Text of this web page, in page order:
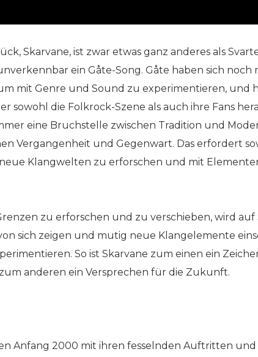
Skarvane, ist zwar etwas ganz anderes als
ein Gåte-Song. Gåte haben sich noch
mit Genre und Sound zu experimentieren, und
sowohl die Folkrock-Szene als auch ihre Fans
eine Bruchstelle zwischen Tradition und
Vergangenheit und Gegenwart. Das erfordert
Klangwelten zu erforschen und mit
zu erforschen und zu verschieben, wird
sich zeigen und mutig neue Klangelemente
So ist Skarvane zum einen ein
anderen ein Versprechen für die Zukunft.
Anfang 2000 mit ihren fesselnden Auftritten